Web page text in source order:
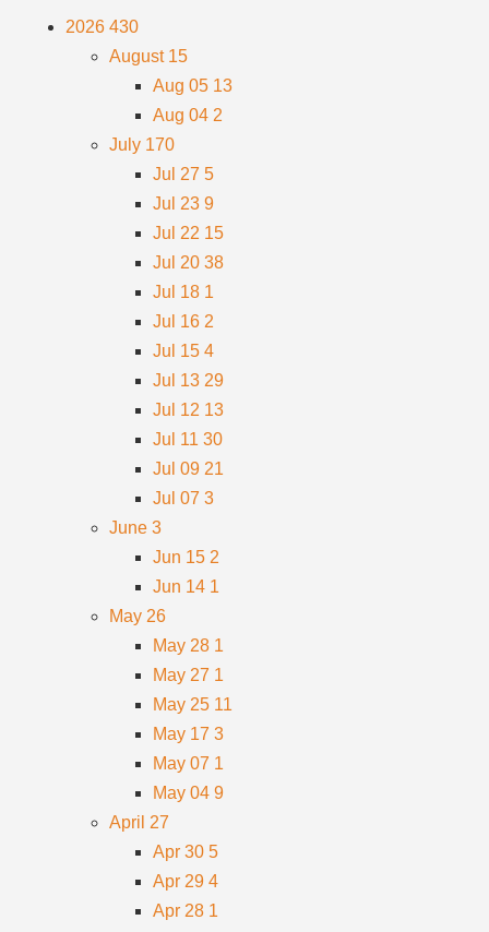
2026 430
August 15
Aug 05 13
Aug 04 2
July 170
Jul 27 5
Jul 23 9
Jul 22 15
Jul 20 38
Jul 18 1
Jul 16 2
Jul 15 4
Jul 13 29
Jul 12 13
Jul 11 30
Jul 09 21
Jul 07 3
June 3
Jun 15 2
Jun 14 1
May 26
May 28 1
May 27 1
May 25 11
May 17 3
May 07 1
May 04 9
April 27
Apr 30 5
Apr 29 4
Apr 28 1